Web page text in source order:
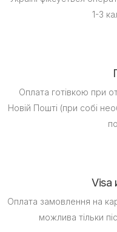
1-3
Оплата готівкою при
Новій Пошті (при собі
Visa
Оплата замовлення на
можлива тільки